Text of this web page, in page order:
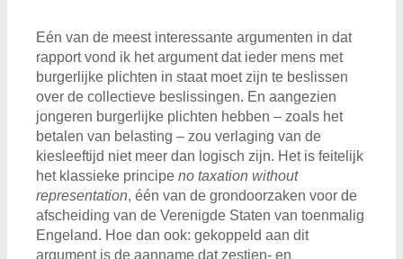
Eén van de meest interessante argumenten in dat
rapport vond ik het argument dat ieder mens met
burgerlijke plichten in staat moet zijn te beslissen
over de collectieve beslissingen. En aangezien
jongeren burgerlijke plichten hebben – zoals het
betalen van belasting – zou verlaging van de
kiesleeftijd niet meer dan logisch zijn. Het is feitelijk
het klassieke principe no taxation without
representation, één van de grondoorzaken voor de
afscheiding van de Verenigde Staten van toenmalig
Engeland. Hoe dan ook: gekoppeld aan dit
argument is de aanname dat zestien- en